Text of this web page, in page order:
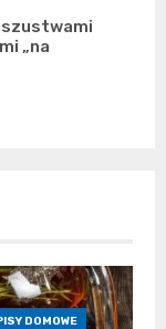
„na
DOMOWE